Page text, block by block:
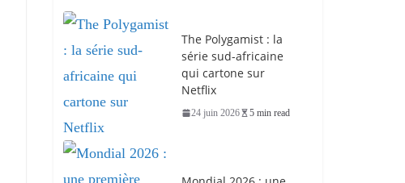
The Polygamist : la
série sud-africaine
qui cartone sur
Netflix
24 juin 2026 5 min read